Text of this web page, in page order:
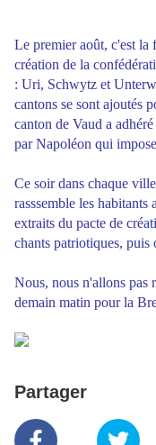
Le premier août, c'est la
création de la
: Uri, Schwytz et
cantons se sont ajoutés
canton de Vaud a
par Napoléon qui
Ce soir dans chaque
rasssemble les
extraits du pacte de
chants patriotiques, puis
Nous, nous n'allons pas
demain matin pour la
Partager